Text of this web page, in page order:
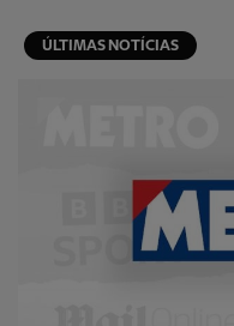
ÚLTIMAS NOTÍCIAS